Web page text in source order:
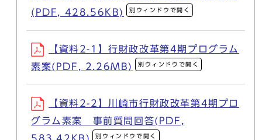
(PDF, 428.56KB)
別ウィンドウで開く
【資料2-1】行財政改革第4期プログラム
素案(PDF, 2.26MB)
別ウィンドウで開く
【資料2-2】川崎市行財政改革第4期プロ
グラム素案 事前質問回答(PDF,
別ウィンドウで開く